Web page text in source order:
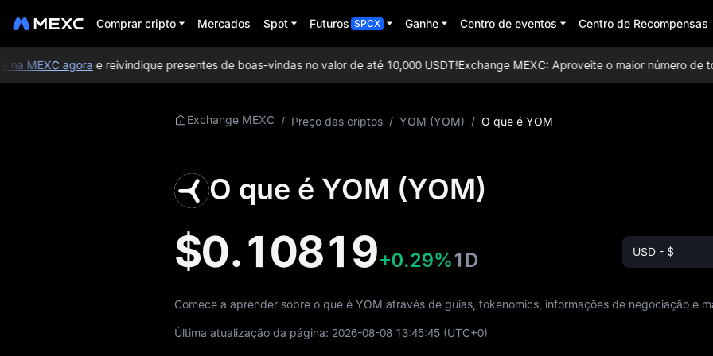
Comprar cripto Mercados Spot Futuros SPCX Ganhe Centro de eventos Centro de Recompensas
MEXC agorae reivindique presentes de boas-vindas no valor de até 10,000 USDT!Exchange MEXC: Aproveite o maior número de
Exchange MEXC / Preço das criptos / YOM (YOM) / O que é YOM
O que é YOM (YOM)
$0.10819+0.29%1D USD - $
Comece a aprender sobre o que é YOM através de guias, tokenomics, informações de negociação e
Última atualização da página: 2026-08-08 13:45:45 (UTC+0)